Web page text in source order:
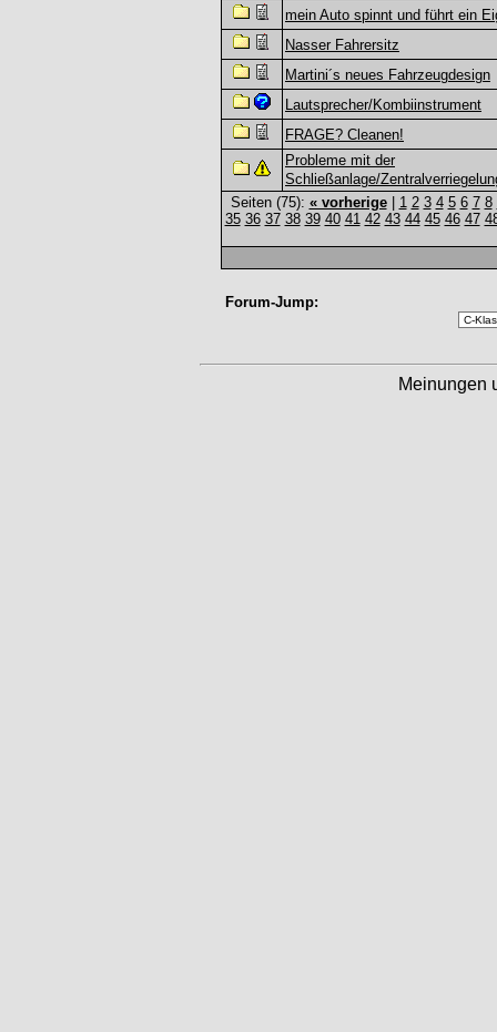
mein Auto spinnt und führt ein
Nasser Fahrersitz
Martini´s neues Fahrzeugdesign
Lautsprecher/Kombiinstrument
FRAGE? Cleanen!
Probleme mit der
Schließanlage/
Seiten (75): « vorherige 1 2 3 4 5 6 7 8
35 36 37 38 39 40 41 42 43 44 45 46 47
Forum-Jump:
Meinungen